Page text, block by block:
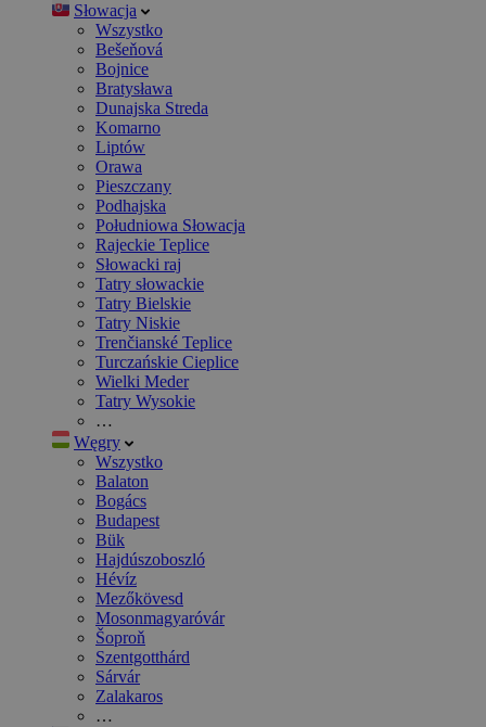
Słowacja
Wszystko
Bešeňová
Bojnice
Bratysława
Dunajska Streda
Komarno
Liptów
Orawa
Pieszczany
Podhajska
Południowa Słowacja
Rajeckie Teplice
Słowacki raj
Tatry słowackie
Tatry Bielskie
Tatry Niskie
Trenčianské Teplice
Turczańskie Cieplice
Wielki Meder
Tatry Wysokie
…
Węgry
Wszystko
Balaton
Bogács
Budapest
Bük
Hajdúszoboszló
Hévíz
Mezőkövesd
Mosonmagyaróvár
Šoproň
Szentgotthárd
Sárvár
Zalakaros
…